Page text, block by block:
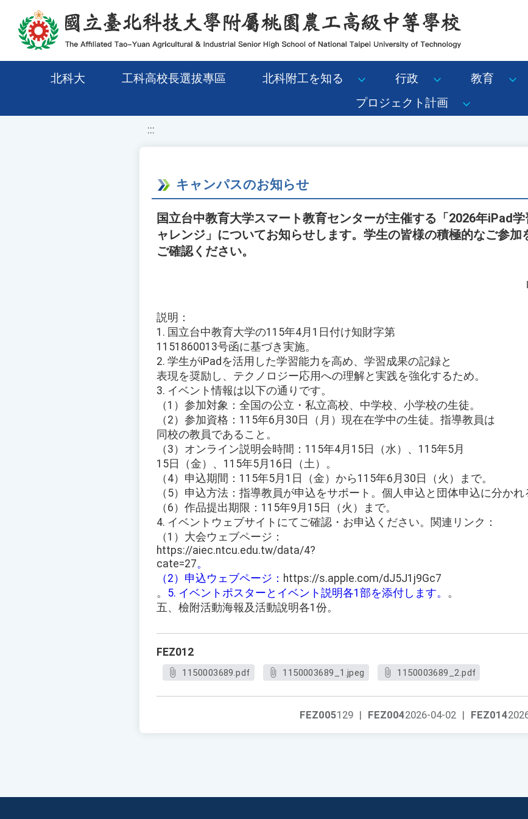
移至網頁之主要內容區位置
北科大 工科高校長選拔專區 北科附工を知る 行政 教育
プロジェクト計画
:::
キャンパスのお知らせ
国立台中教育大学スマート教育センターが主催する「2026年iPad
ャレンジ」についてお知らせします。学生の皆様の積極的なご参加
ご確認ください。
説明：
1. 国立台中教育大学の115年4月1日付け知財字第
1151860013号函に基づき実施。
2. 学生がiPadを活用した学習能力を高め、学習成果の記録と
表現を奨励し、テクノロジー応用への理解と実践を強化するため。
3. イベント情報は以下の通りです。
（1）参加対象：全国の公立・私立高校、中学校、小学校の生徒。
（2）参加資格：115年6月30日（月）現在在学中の生徒。指導教員は
同校の教員であること。
（3）オンライン説明会時間：115年4月15日（水）、115年5月
15日（金）、115年5月16日（土）。
（4）申込期間：115年5月1日（金）から115年6月30日（火）まで。
（5）申込方法：指導教員が申込をサポート。個人申込と団体申込に分かれ
（6）作品提出期限：115年9月15日（火）まで。
4. イベントウェブサイトにてご確認・お申込ください。関連リンク：
（1）大会ウェブページ：
https://aiec.ntcu.edu.tw/data/4?
cate=27。
（2）申込ウェブページ： https://s.apple.com/dJ5J1j9Gc7
。 5. イベントポスターとイベント説明各1部を添付します。 。
五、檢附活動海報及活動說明各1份。
FEZ012
1150003689.pdf 1150003689_1.jpeg 1150003689_2.pdf
FEZ014
FEZ0042026-04-02 |
FEZ005129 |